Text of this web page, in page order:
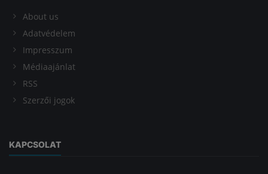
About us
Adatvédelem
Impresszum
Médiaajánlat
RSS
Szerzői jogok
KAPCSOLAT